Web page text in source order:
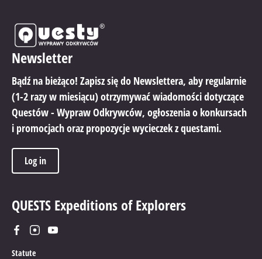
Newsletter
Bądź na bieżąco! Zapisz się do Newslettera, aby regularnie
(1-2 razy w miesiącu) otrzymywać wiadomości dotyczące
Questów - Wypraw Odkrywców, ogłoszenia o konkursach
i promocjach oraz propozycje wycieczek z questami.
Log in
QUESTS Expeditions of Explorers
Statute